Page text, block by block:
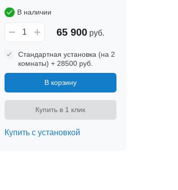
В наличии
65 900руб.
Стандартная установка (на 2
комнаты) + 28500 руб.
В корзину
Купить в 1 клик
Купить с установкой